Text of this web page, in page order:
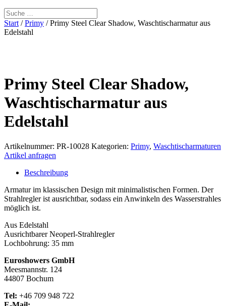
Start /Primy / Primy Steel Clear Shadow, Waschtischarmatur aus
Edelstahl
Primy Steel Clear Shadow,
Waschtischarmatur aus
Edelstahl
Artikelnummer: PR-10028 Kategorien: Primy, Waschtischarmaturen
Artikel anfragen
Beschreibung
Armatur im klassischen Design mit minimalistischen Formen. Der
Strahlregler ist ausrichtbar, sodass ein Anwinkeln des Wasserstrahles
möglich ist.
Aus Edelstahl
Ausrichtbarer Neoperl-Strahlregler
Lochbohrung: 35 mm
Euroshowers GmbH
Meesmannstr. 124
44807 Bochum
Tel: +46 709 948 722